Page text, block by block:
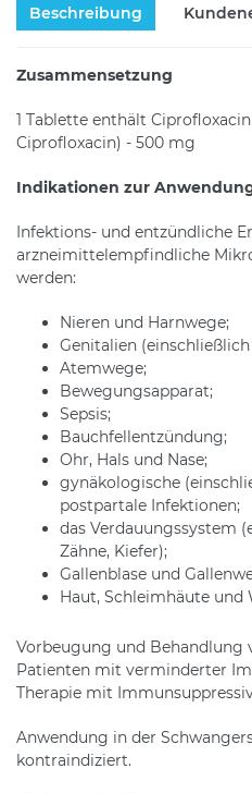
Beschreibung
Zusammensetzung
1 Tablette enthält
Ciprofloxacin) - 500 mg
Indikationen zur
Infektions- und entzündliche
arzneimittelempfindliche
werden:
Nieren und Harnwege;
Genitalien
Atemwege;
Bewegungsapparat;
Sepsis;
Bauchfellentzündung;
Ohr, Hals und Nase;
gynäkologische
postpartale Infektionen;
das Verdauungssystem
Zähne, Kiefer);
Gallenblase und
Haut, Schleimhäute und
Vorbeugung und Behandlung
Patienten mit verminderter
Therapie mit
Anwendung in der
kontraindiziert.